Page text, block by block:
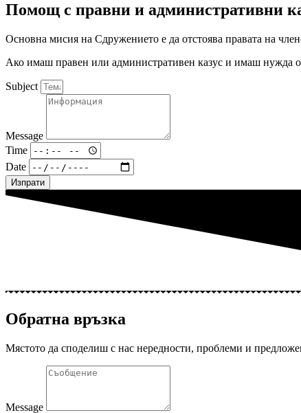
Помощ с правни и административни
Основна мисия на Сдружението е да отстоява правата на
Ако имаш правен или административен казус и имаш нужда
Subject
Message
Time
Date
Изпрати
Обратна връзка
Мястото да споделиш с нас нередности, проблеми и
Message